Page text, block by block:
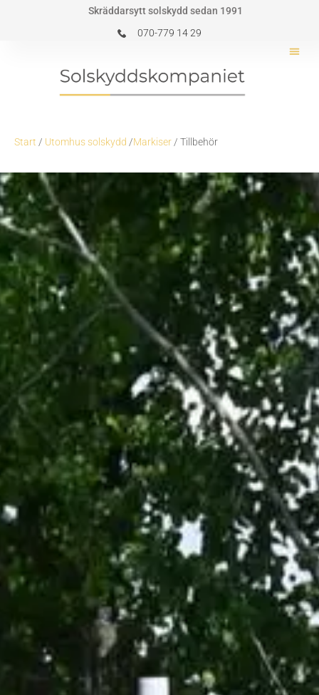
Skräddarsytt solskydd sedan 1991
070-779 14 29
Start / Utomhus solskydd /Markiser / Tillbehör